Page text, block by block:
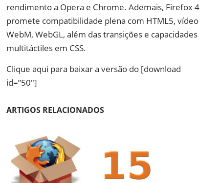
rendimento a Opera e Chrome. Ademais, Firefox 4
promete compatibilidade plena com HTML5, vídeo
WebM, WebGL, além das transições e capacidades
multitáctiles em CSS.
Clique aqui para baixar a versão do [download
id=”50″]
ARTIGOS RELACIONADOS